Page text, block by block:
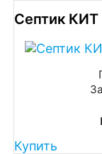
Септик КИТ
Купить